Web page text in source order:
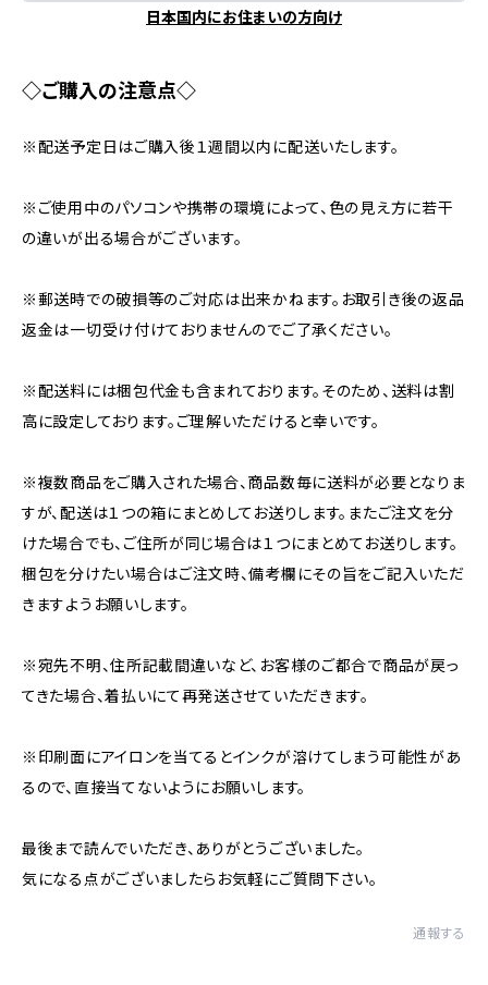
日本国内にお住まいの方向け
◇ご購入の注意点◇
※配送予定日はご購入後１週間以内に配送いたします。
※ご使用中のパソコンや携帯の環境によって、色の見え方に若干
の違いが出る場合がございます。
※郵送時での破損等のご対応は出来かねます。お取引き後の返品
返金は一切受け付けておりませんのでご了承ください。
※配送料には梱包代金も含まれております。そのため、送料は割
高に設定しております。ご理解いただけると幸いです。
※複数商品をご購入された場合、商品数毎に送料が必要となりま
すが、配送は１つの箱にまとめしてお送りします。またご注文を分
けた場合でも、ご住所が同じ場合は１つにまとめてお送りします。
梱包を分けたい場合はご注文時、備考欄にその旨をご記入いただ
きますようお願いします。
※宛先不明、住所記載間違いなど、お客様のご都合で商品が戻っ
てきた場合、着払いにて再発送させていただきます。
※印刷面にアイロンを当てるとインクが溶けてしまう可能性があ
るので、直接当てないようにお願いします。
最後まで読んでいただき、ありがとうございました。
気になる点がございましたらお気軽にご質問下さい。
通報する